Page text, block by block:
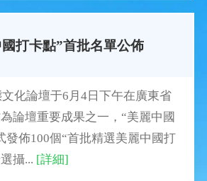
打卡點”首批名單公佈
化論壇于6月4日下午在廣東省
論壇重要成果之一，“美麗中國
發佈100個“首批精選美麗中國打
攝... [詳細]